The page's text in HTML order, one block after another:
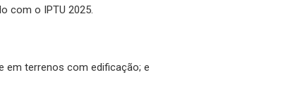
com o IPTU 2025.
em terrenos com edificação; e